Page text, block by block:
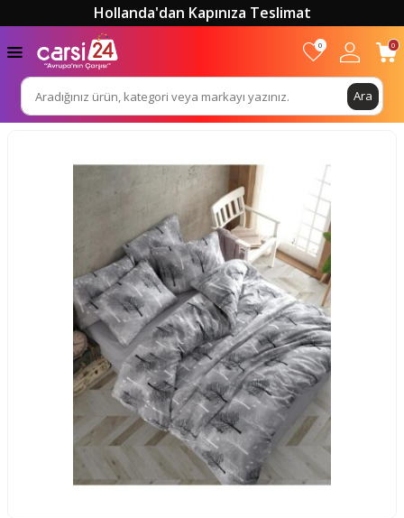
Hollanda'dan Kapınıza Teslimat
Ara
0 0